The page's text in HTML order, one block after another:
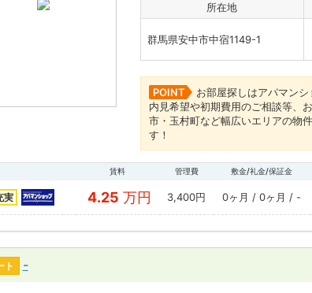
所在地
群馬県安中市中宿1149-1
POINT
お部屋探しはアパマン
内見希望や初期費用のご相談等、
市・玉村町など幅広いエリアの物
す！
賃料 管理費 敷金/礼金/保証金
実 4.25 万円 3,400円 0ヶ月 / 0ヶ月 / -
ト -